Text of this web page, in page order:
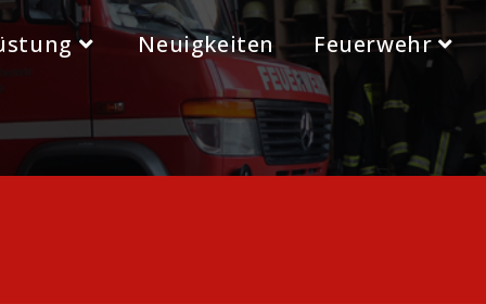
Neuigkeiten Feuerwehr